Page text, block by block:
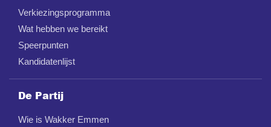
Verkiezingsprogramma
Wat hebben we bereikt
Speerpunten
Kandidatenlijst
De Partij
Wie is Wakker Emmen